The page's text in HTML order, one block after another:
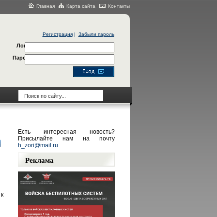
Главная Карта сайта Контакты
Регистрация| Забыли пароль
Логин
Пароль
Есть интересная новость?
Присылайте нам на почту
h_zori@mail.ru
Реклама